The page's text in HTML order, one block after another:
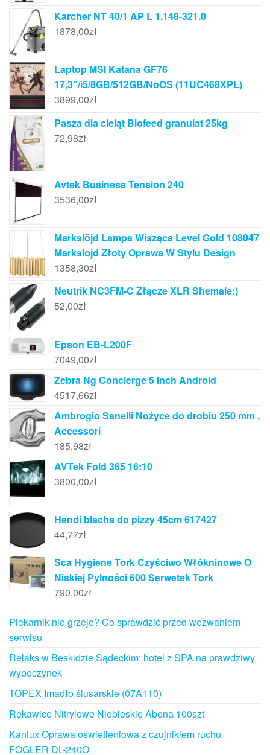
Karcher NT 40/1 AP L 1.148-321.0
1878,00zł
Laptop MSI Katana GF76
17,3"/i5/8GB/512GB/NoOS (11UC468XPL)
3899,00zł
Pasza dla cieląt Biofeed granulat 25kg
72,98zł
Avtek Business Tension 240
3536,00zł
Markslöjd Lampa Wisząca Level Gold 108047
Markslojd Złoty Oprawa W Stylu Design
1358,30zł
Neutrik NC3FM-C Złącze XLR Shemale:)
52,00zł
Epson EB-L200F
7049,00zł
Zebra Ng Concierge 5 Inch Android
4517,66zł
Ambrogio Sanelli Nożyce do drobiu 250 mm ,
Accessori
185,98zł
AVTek Fold 365 16:10
3800,00zł
Hendi blacha do pizzy 45cm 617427
44,77zł
Sca Hygiene Tork Czyściwo Włókninowe O
Niskiej Pylności 600 Serwetek Tork
790,00zł
Piekarnik nie grzeje? Co sprawdzić przed wezwaniem
serwisu
Relaks w Beskidzie Sądeckim: hotel z SPA na prawdziwy
wypoczynek
TOPEX Imadło ślusarskie (07A110)
Rękawice Nitrylowe Niebieskie Abena 100szt
Kanlux Oprawa oświetleniowa z czujnikiem ruchu
FOGLER DL-240O